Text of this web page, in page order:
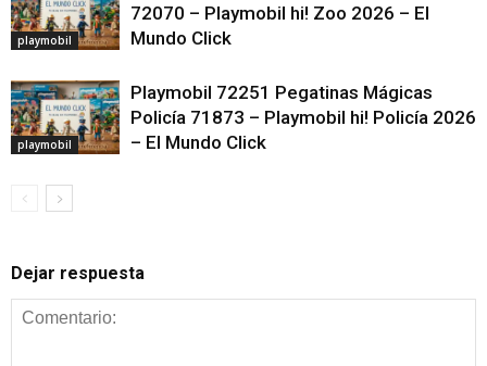
playmobil
72070 – Playmobil hi! Zoo 2026 – El
Mundo Click
playmobil
Playmobil 72251 Pegatinas Mágicas
Policía 71873 – Playmobil hi! Policía 2026
– El Mundo Click
Dejar respuesta